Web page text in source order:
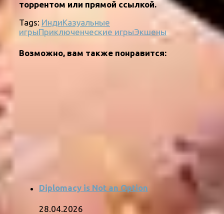
торрентом или прямой ссылкой.
Tags: ИндиКазуальные
игрыПриключенческие игрыЭкшены
Возможно, вам также понравится:
Diplomacy is Not an Option
28.04.2026